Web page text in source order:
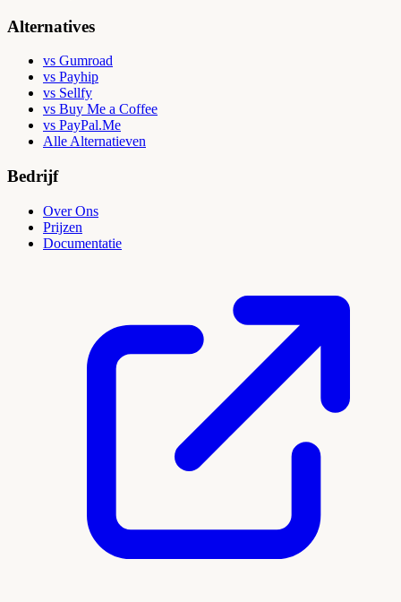
Alternatives
vs Gumroad
vs Payhip
vs Sellfy
vs Buy Me a Coffee
vs PayPal.Me
Alle Alternatieven
Bedrijf
Over Ons
Prijzen
Documentatie